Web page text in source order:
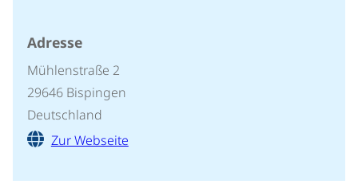
Adresse
Mühlenstraße 2
29646 Bispingen
Deutschland
Zur Webseite